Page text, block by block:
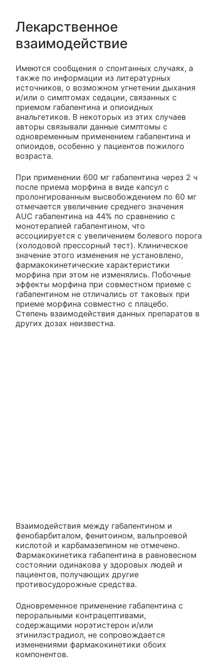
Лекарственное
взаимодействие
Имеются сообщения о спонтанных случаях, а
также по информации из литературных
источников, о возможном угнетении дыхания
и/или о симптомах седации, связанных с
приемом габапентина и опиоидных
анальгетиков. В некоторых из этих случаев
авторы связывали данные симптомы с
одновременным применением габапентина и
опиоидов, особенно у пациентов пожилого
возраста.
При применении 600 мг габапентина через 2 ч
после приема морфина в виде капсул с
пролонгированным высвобождением по 60 мг
отмечается увеличение среднего значения
AUC габапентина на 44% по сравнению с
монотерапией габапентином, что
ассоциируется с увеличением болевого порога
(холодовой прессорный тест). Клиническое
значение этого изменения не установлено,
фармакокинетические характеристики
морфина при этом не изменялись. Побочные
эффекты морфина при совместном приеме с
габапентином не отличались от таковых при
приеме морфина совместно с плацебо.
Степень взаимодействия данных препаратов в
других дозах неизвестна.
Взаимодействия между габапентином и
фенобарбиталом, фенитоином, вальпроевой
кислотой и карбамазепином не отмечено.
Фармакокинетика габапентина в равновесном
состоянии одинакова у здоровых людей и
пациентов, получающих другие
противосудорожные средства.
Одновременное применение габапентина с
пероральными контрацептивами,
содержащими норэтистерон и/или
этинилэстрадиол, не сопровождается
изменениями фармакокинетики обоих
компонентов.